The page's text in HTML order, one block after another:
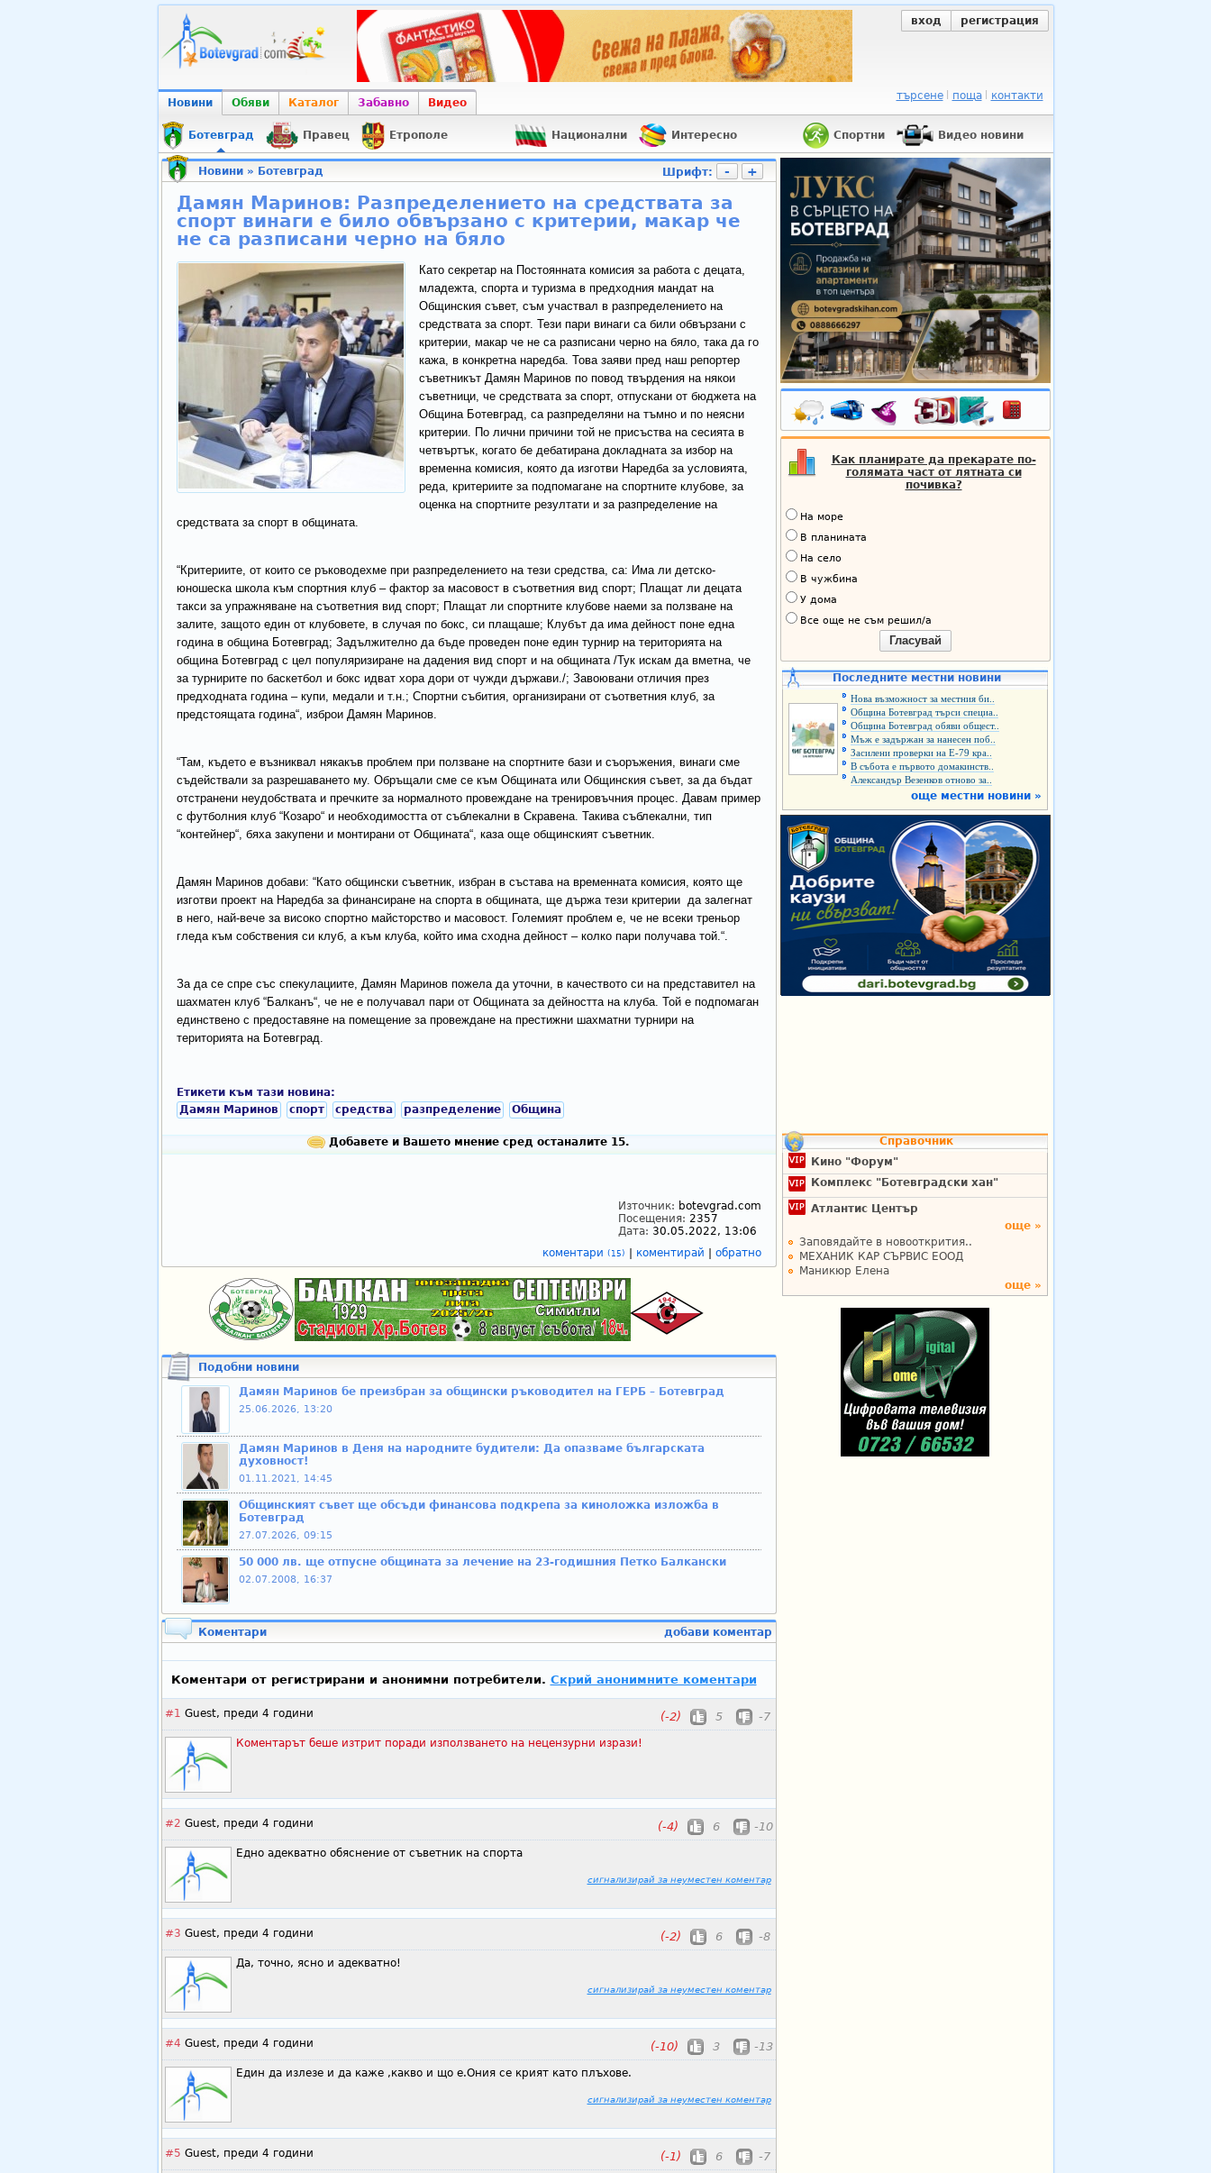
вход регистрация
Новини Обяви Каталог Забавно Видео
търсене поща контакти
Ботевград Правец Етрополе Национални Интересно Спортни Видео новини
Новини» Ботевград Шрифт: - +
Дамян Маринов: Разпределението на средствата за
спорт винаги е било обвързано с критерии, макар че
не са разписани черно на бяло
Като секретар на Постоянната комисия за работа с децата,
младежта, спорта и туризма в предходния мандат на
Общинския съвет, съм участвал в разпределението на
средствата за спорт. Тези пари винаги са били обвързани с
критерии, макар че не са разписани черно на бяло, така да го
кажа, в конкретна наредба. Това заяви пред наш репортер
съветникът Дамян Маринов по повод твърдения на някои
съветници, че средствата за спорт, отпускани от бюджета на
Община Ботевград, са разпределяни на тъмно и по неясни
критерии. По лични причини той не присъства на сесията в
четвъртък, когато бе дебатирана докладната за избор на
временна комисия, която да изготви Наредба за условията,
реда, критериите за подпомагане на спортните клубове, за
оценка на спортните резултати и за разпределение на
средствата за спорт в общината.
“Критериите, от които се ръководехме при разпределението на тези средства, са: Има ли детско-
юношеска школа към спортния клуб – фактор за масовост в съответния вид спорт; Плащат ли децата
такси за упражняване на съответния вид спорт; Плащат ли спортните клубове наеми за ползване на
залите, защото един от клубовете, в случая по бокс, си плащаше; Клубът да има дейност поне една
година в община Ботевград; Задължително да бъде проведен поне един турнир на територията на
община Ботевград с цел популяризиране на дадения вид спорт и на общината /Тук искам да вметна, че
за турнирите по баскетбол и бокс идват хора дори от чужди държави./; Завоювани отличия през
предходната година – купи, медали и т.н.; Спортни събития, организирани от съответния клуб, за
предстоящата година“, изброи Дамян Маринов.
“Там, където е възниквал някакъв проблем при ползване на спортните бази и съоръжения, винаги сме
съдействали за разрешаването му. Обръщали сме се към Общината или Общинския съвет, за да бъдат
отстранени неудобствата и пречките за нормалното провеждане на тренировъчния процес. Давам пример
с футболния клуб “Козаро“ и необходимостта от съблекални в Скравена. Такива съблекални, тип
“контейнер“, бяха закупени и монтирани от Общината“, каза още общинският съветник.
Дамян Маринов добави: “Като общински съветник, избран в състава на временната комисия, която ще
изготви проект на Наредба за финансиране на спорта в общината, ще държа тези критерии да залегнат
в него, най-вече за високо спортно майсторство и масовост. Големият проблем е, че не всеки треньор
гледа към собствения си клуб, а към клуба, който има сходна дейност – колко пари получава той.“.
За да се спре със спекулациите, Дамян Маринов пожела да уточни, в качеството си на представител на
шахматен клуб “Балканъ“, че не е получавал пари от Общината за дейността на клуба. Той е подпомаган
единствено с предоставяне на помещение за провеждане на престижни шахматни турнири на
територията на Ботевград.
Етикети към тази новина:
Дамян Маринов
спорт средства разпределение Община
Добавете и Вашето мнение сред останалите 15.
Източник: botevgrad.com
Посещения: 2357
Дата: 30.05.2022, 13:06
коментари (15) коментирай обратно
Подобни новини
Дамян Маринов бе преизбран за общински ръководител на ГЕРБ – Ботевград
25.06.2026, 13:20
Дамян Маринов в Деня на народните будители: Да опазваме българската
духовност!
01.11.2021, 14:45
Общинският съвет ще обсъди финансова подкрепа за киноложка изложба в
Ботевград
27.07.2026, 09:15
50 000 лв. ще отпусне общината за лечение на 23-годишния Петко Балкански
02.07.2008, 16:37
Коментари добави коментар
Коментари от регистрирани и анонимни потребители. Скрий анонимните коментари
#1 Guest, преди 4 години (-2) 5 -7
Коментарът беше изтрит поради използването на нецензурни изрази!
#2 Guest, преди 4 години (-4) 6 -10
Едно адекватно обяснение от съветник на спорта
сигнализирай за неуместен коментар
#3 Guest, преди 4 години (-2) 6 -8
Да, точно, ясно и адекватно!
сигнализирай за неуместен коментар
#4 Guest, преди 4 години (-10) 3 -13
Един да излезе и да каже ,какво и що е.Ония се крият като плъхове.
сигнализирай за неуместен коментар
#5 Guest, преди 4 години (-1) 6 -7
Как планирате да прекарате по-
голямата част от лятната си
почивка?
На море
В планината
На село
В чужбина
У дома
Все още не съм решил/а
Гласувай
Последните местни новини
Нова възможност за местния би..
Община Ботевград търси специа..
Община Ботевград обяви общест..
Мъж е задържан за нанесен поб..
Засилени проверки на Е-79 кра..
В събота е първото домакинств..
Александър Везенков отново за..
още местни новини »
Справочник
Кино "Форум"
Комплекс "Ботевградски хан"
Атлантис Център
още »
Заповядайте в новооткрития..
МЕХАНИК КАР СЪРВИС ЕООД
Маникюр Елена
още »